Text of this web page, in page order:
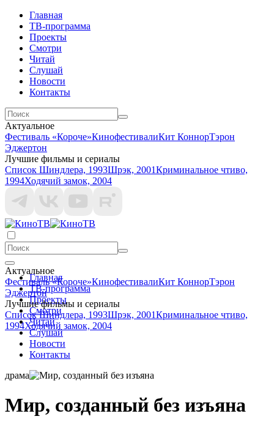
Главная
ТВ-программа
Проекты
Смотри
Читай
Слушай
Новости
Контакты
Актуальное
Фестиваль «Короче»КинофестивалиКит КоннорТэрон
Эджертон
Лучшие фильмы и сериалы
Список Шиндлера, 1993Шрэк, 2001Криминальное чтиво,
1994Ходячий замок, 2004
Актуальное
Фестиваль «Короче»КинофестивалиКит КоннорТэрон
Эджертон
Лучшие фильмы и сериалы
Список Шиндлера, 1993Шрэк, 2001Криминальное чтиво,
1994Ходячий замок, 2004
Главная
ТВ-программа
Проекты
Смотри
Читай
Слушай
Новости
Контакты
драма
Мир, созданный без изъяна